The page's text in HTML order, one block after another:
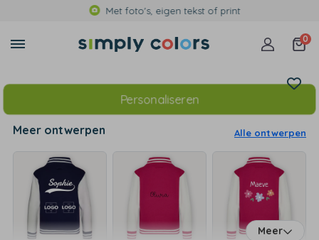
Met foto's, eigen tekst of print
0
Personaliseren
Meer ontwerpen Alle ontwerpen
Meer